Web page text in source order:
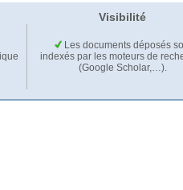
Visibilité
Les documents déposés
indexés par les moteurs de
(Google Scholar,…).